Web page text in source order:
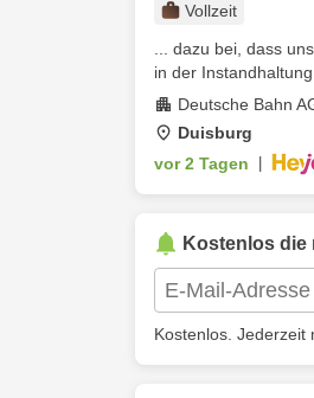
Vollzeit
... dazu bei, dass
in der
Deutsche Bahn
Duisburg
vor 2 Tagen
Kostenlos die
Kostenlos. Jederzeit